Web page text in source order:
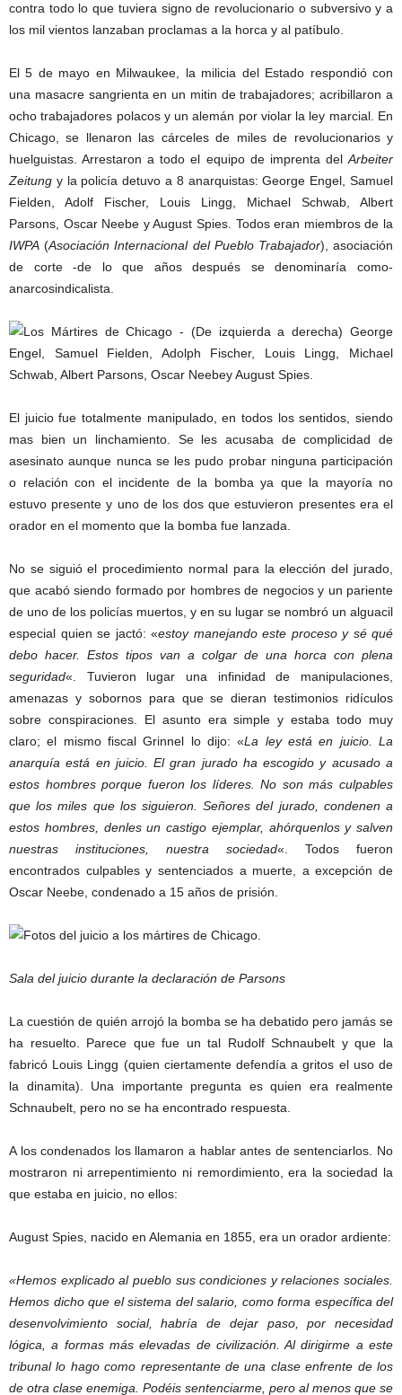
contra todo lo que tuviera signo de revolucionario o subversivo y a
los mil vientos lanzaban proclamas a la horca y al patíbulo.
El 5 de mayo en Milwaukee, la milicia del Estado respondió con
una masacre sangrienta en un mitin de trabajadores; acribillaron a
ocho trabajadores polacos y un alemán por violar la ley marcial. En
Chicago, se llenaron las cárceles de miles de revolucionarios y
huelguistas. Arrestaron a todo el equipo de imprenta del Arbeiter
Zeitung y la policía detuvo a 8 anarquistas: George Engel, Samuel
Fielden, Adolf Fischer, Louis Lingg, Michael Schwab, Albert
Parsons, Oscar Neebe y August Spies. Todos eran miembros de la
IWPA (Asociación Internacional del Pueblo Trabajador), asociación
de corte -de lo que años después se denominaría como-
anarcosindicalista.
El juicio fue totalmente manipulado, en todos los sentidos, siendo
mas bien un linchamiento. Se les acusaba de complicidad de
asesinato aunque nunca se les pudo probar ninguna participación
o relación con el incidente de la bomba ya que la mayoría no
estuvo presente y uno de los dos que estuvieron presentes era el
orador en el momento que la bomba fue lanzada.
No se siguió el procedimiento normal para la elección del jurado,
que acabó siendo formado por hombres de negocios y un pariente
de uno de los policías muertos, y en su lugar se nombró un alguacil
especial quien se jactó: «estoy manejando este proceso y sé qué
debo hacer. Estos tipos van a colgar de una horca con plena
seguridad«. Tuvieron lugar una infinidad de manipulaciones,
amenazas y sobornos para que se dieran testimonios ridículos
sobre conspiraciones. El asunto era simple y estaba todo muy
claro; el mismo fiscal Grinnel lo dijo: «La ley está en juicio. La
anarquía está en juicio. El gran jurado ha escogido y acusado a
estos hombres porque fueron los líderes. No son más culpables
que los miles que los siguieron. Señores del jurado, condenen a
estos hombres, denles un castigo ejemplar, ahórquenlos y salven
nuestras instituciones, nuestra sociedad«. Todos fueron
encontrados culpables y sentenciados a muerte, a excepción de
Oscar Neebe, condenado a 15 años de prisión.
Sala del juicio durante la declaración de Parsons
La cuestión de quién arrojó la bomba se ha debatido pero jamás se
ha resuelto. Parece que fue un tal Rudolf Schnaubelt y que la
fabricó Louis Lingg (quien ciertamente defendía a gritos el uso de
la dinamita). Una importante pregunta es quien era realmente
Schnaubelt, pero no se ha encontrado respuesta.
A los condenados los llamaron a hablar antes de sentenciarlos. No
mostraron ni arrepentimiento ni remordimiento, era la sociedad la
que estaba en juicio, no ellos:
August Spies, nacido en Alemania en 1855, era un orador ardiente:
«Hemos explicado al pueblo sus condiciones y relaciones sociales.
Hemos dicho que el sistema del salario, como forma específica del
desenvolvimiento social, habría de dejar paso, por necesidad
lógica, a formas más elevadas de civilización. Al dirigirme a este
tribunal lo hago como representante de una clase enfrente de los
de otra clase enemiga. Podéis sentenciarme, pero al menos que se